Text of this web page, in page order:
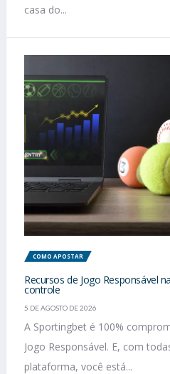
casa do...
COMO APOSTAR
Recursos de Jogo Responsável
controle
5 DE AGOSTO DE 2026
A Sportingbet é 100%
Jogo Responsável. E, com
plataforma, você está...